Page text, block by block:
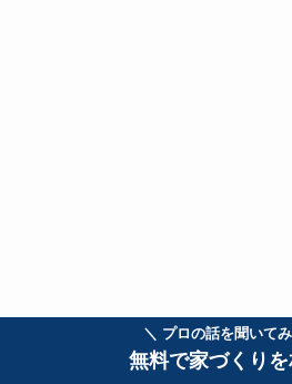
＼ プロの話を聞いて
無料で家づくり